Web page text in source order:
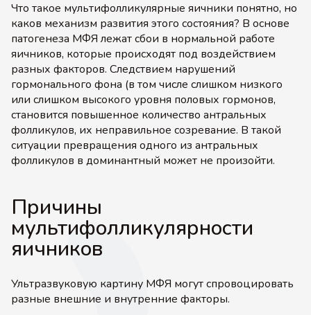
Что такое мультифолликулярные яичники понятно, но
каков механизм развития этого состояния? В основе
патогенеза МФЯ лежат сбои в нормальной работе
яичников, которые происходят под воздействием
разных факторов. Следствием нарушений
гормонального фона (в том числе слишком низкого
или слишком высокого уровня половых гормонов,
становится повышенное количество антральных
фолликулов, их неправильное созревание. В такой
ситуации превращения одного из антральных
фолликулов в доминантный может не произойти.
Причины
мультифолликулярности
яичников
Ультразвуковую картину МФЯ могут спровоцировать
разные внешние и внутренние факторы.